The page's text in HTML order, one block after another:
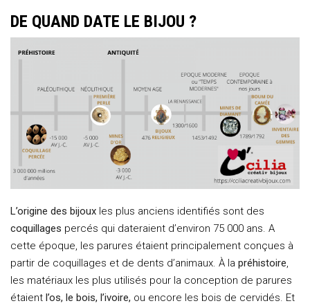
DE QUAND DATE LE BIJOU ?
L’origine des bijoux les plus anciens identifiés sont des
coquillages percés qui dateraient d’environ 75 000 ans. A
cette époque, les parures étaient principalement conçues à
partir de coquillages et de dents d’animaux. À la préhistoire,
les matériaux les plus utilisés pour la conception de parures
étaient l’os, le bois, l’ivoire, ou encore les bois de cervidés. Et